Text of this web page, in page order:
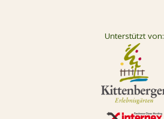
Unterstützt von: